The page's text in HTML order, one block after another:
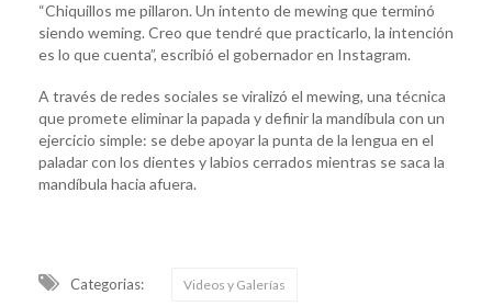
“Chiquillos me pillaron. Un intento de mewing que terminó
siendo weming. Creo que tendré que practicarlo, la intención
es lo que cuenta”, escribió el gobernador en Instagram.
A través de redes sociales se viralizó el mewing, una técnica
que promete eliminar la papada y definir la mandíbula con un
ejercicio simple: se debe apoyar la punta de la lengua en el
paladar con los dientes y labios cerrados mientras se saca la
mandíbula hacia afuera.
Categorias: Videos y Galerías